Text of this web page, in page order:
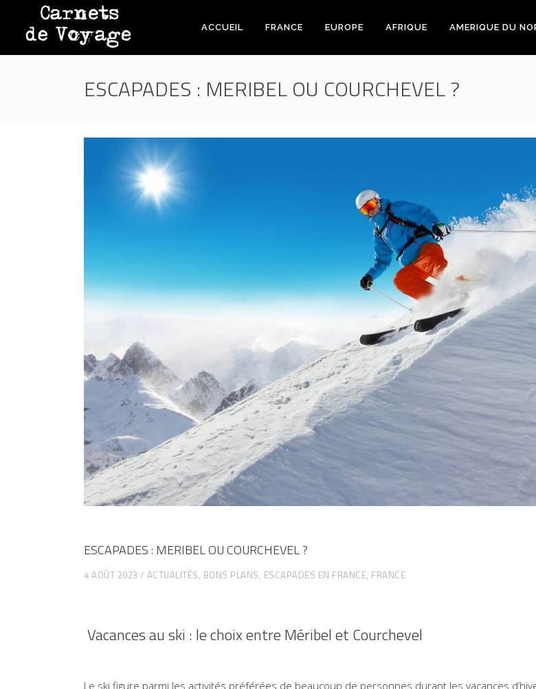
ACCUEIL FRANCE EUROPE AFRIQUE AMERIQUE DU
ESCAPADES : MERIBEL OU COURCHEVEL ?
ESCAPADES : MERIBEL OU COURCHEVEL ?
4 AOÛT 2023 ACTUALITÉS, BONS PLANS, ESCAPADES EN FRANCE, FRANCE
Vacances au ski : le choix entre Méribel et Courchevel
Le ski figure parmi les activités préférées de beaucoup de personnes durant les vacances